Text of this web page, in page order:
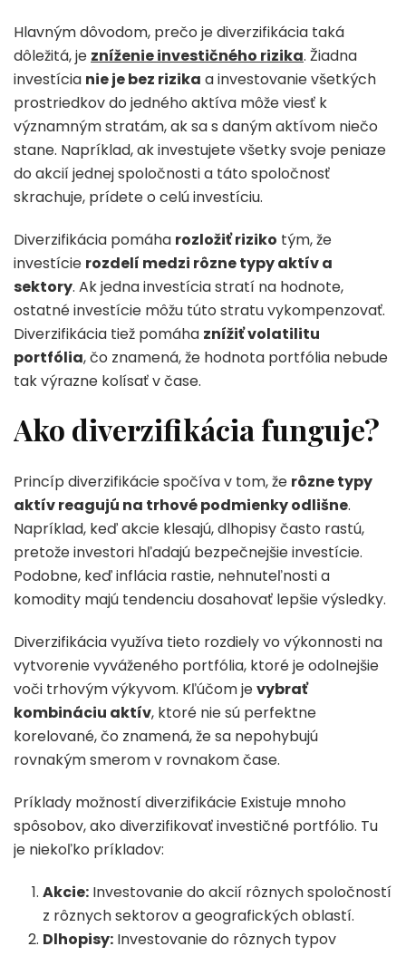
Hlavným dôvodom, prečo je diverzifikácia taká
dôležitá, je zníženie investičného rizika. Žiadna
investícia nie je bez rizika a investovanie všetkých
prostriedkov do jedného aktíva môže viesť k
významným stratám, ak sa s daným aktívom niečo
stane. Napríklad, ak investujete všetky svoje peniaze
do akcií jednej spoločnosti a táto spoločnosť
skrachuje, prídete o celú investíciu.
Diverzifikácia pomáha rozložiť riziko tým, že
investície rozdelí medzi rôzne typy aktív a
sektory. Ak jedna investícia stratí na hodnote,
ostatné investície môžu túto stratu vykompenzovať.
Diverzifikácia tiež pomáha znížiť volatilitu
portfólia, čo znamená, že hodnota portfólia nebude
tak výrazne kolísať v čase.
Ako diverzifikácia funguje?
Princíp diverzifikácie spočíva v tom, že rôzne typy
aktív reagujú na trhové podmienky odlišne.
Napríklad, keď akcie klesajú, dlhopisy často rastú,
pretože investori hľadajú bezpečnejšie investície.
Podobne, keď inflácia rastie, nehnuteľnosti a
komodity majú tendenciu dosahovať lepšie výsledky.
Diverzifikácia využíva tieto rozdiely vo výkonnosti na
vytvorenie vyváženého portfólia, ktoré je odolnejšie
voči trhovým výkyvom. Kľúčom jevybrať
kombináciu aktív, ktoré nie sú perfektne
korelované, čo znamená, že sa nepohybujú
rovnakým smerom v rovnakom čase.
Príklady možností diverzifikácie Existuje mnoho
spôsobov, ako diverzifikovať investičné portfólio. Tu
je niekoľko príkladov:
Akcie: Investovanie do akcií rôznych spoločností
z rôznych sektorov a geografických oblastí.
Dlhopisy: Investovanie do rôznych typov